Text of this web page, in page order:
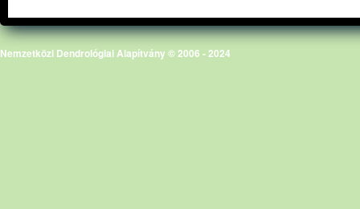
Nemzetközi Dendrológiai Alapítvány © 2006 - 2024